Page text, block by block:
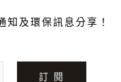
及環保訊息分享！
訂 閱